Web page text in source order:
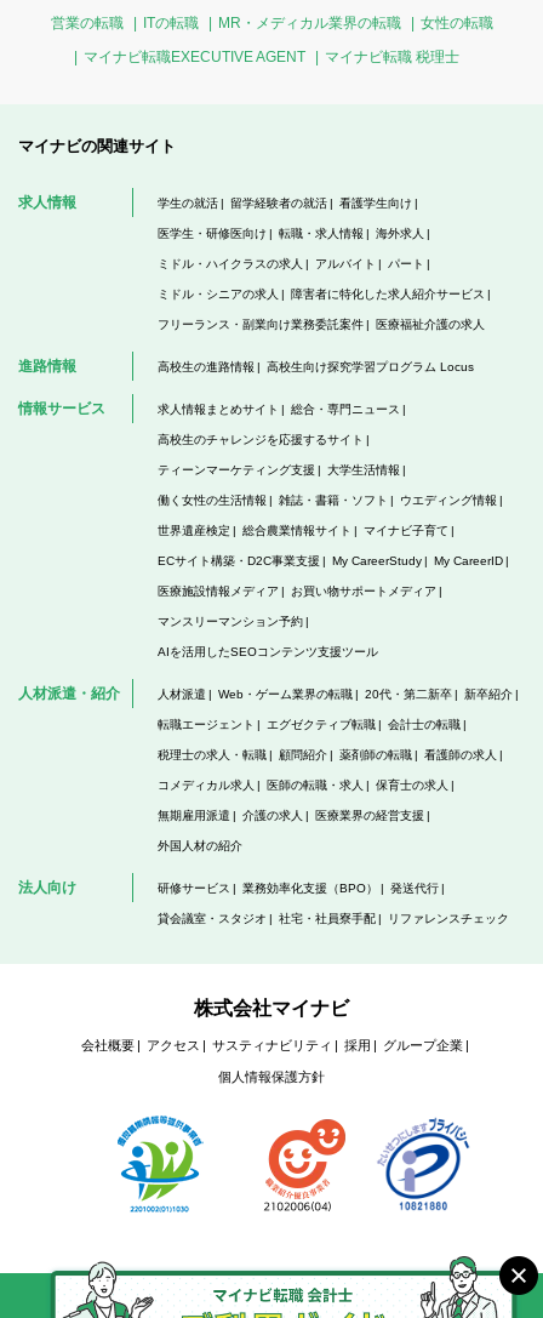
営業の転職 ITの転職 MR・メディカル業界の転職
女性の転職
マイナビ転職EXECUTIVE AGENT
マイナビ転職 税理士
マイナビの関連サイト
求人情報 学生の就活 留学経験者の就活 看護学生向け
医学生・研修医向け 転職・求人情報 海外求人
ミドル・ハイクラスの求人 アルバイト パート
ミドル・シニアの求人 障害者に特化した求人紹介サービス
フリーランス・副業向け業務委託案件 医療福祉介護の求人
進路情報 高校生の進路情報 高校生向け探究学習プログラム Locus
情報サービス 求人情報まとめサイト 総合・専門ニュース
高校生のチャレンジを応援するサイト
ティーンマーケティング支援 大学生活情報
働く女性の生活情報 雑誌・書籍・ソフト ウエディング情報
世界遺産検定 総合農業情報サイト マイナビ子育て
ECサイト構築・D2C事業支援 My CareerStudy My CareerID
医療施設情報メディア お買い物サポートメディア
マンスリーマンション予約
AIを活用したSEOコンテンツ支援ツール
人材派遣・紹介 人材派遣 Web・ゲーム業界の転職 20代・第二新卒 新卒紹介
転職エージェント エグゼクティブ転職 会計士の転職
税理士の求人・転職 顧問紹介 薬剤師の転職 看護師の求人
コメディカル求人 医師の転職・求人 保育士の求人
無期雇用派遣 介護の求人 医療業界の経営支援
外国人材の紹介
法人向け 研修サービス 業務効率化支援（BPO） 発送代行
貸会議室・スタジオ 社宅・社員寮手配 リファレンスチェック
株式会社マイナビ
会社概要 アクセス サスティナビリティ 採用 グループ企業
個人情報保護方針